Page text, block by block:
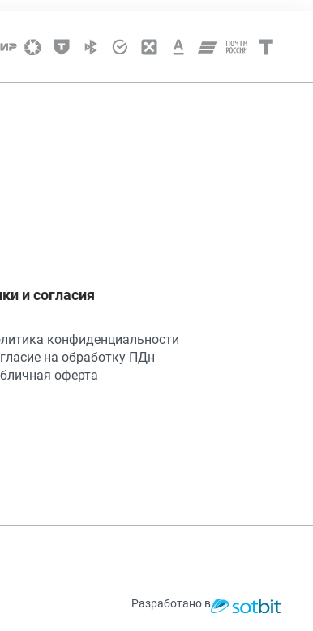
и согласия
конфиденциальности
на обработку ПДн
оферта
Разработано в